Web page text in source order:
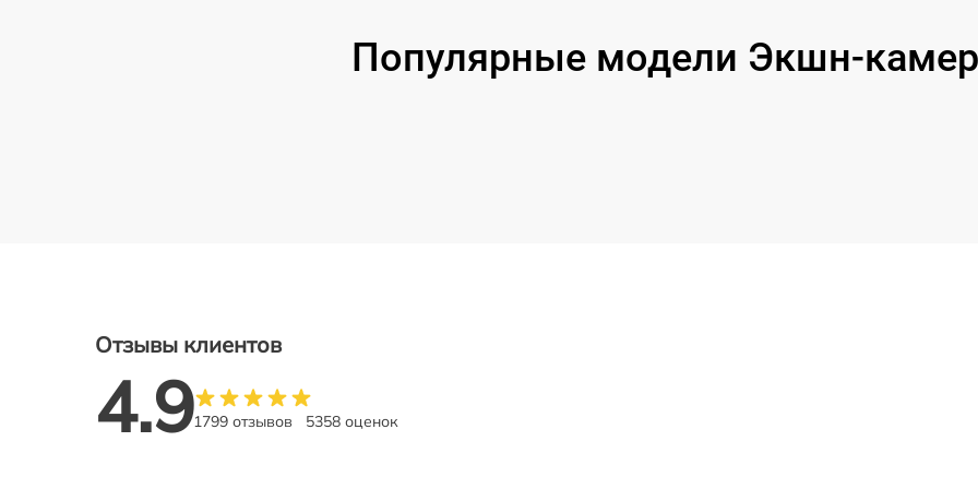
Популярные модели Экшн-
Отзывы клиентов
4.91799 отзывов 5358 оценок